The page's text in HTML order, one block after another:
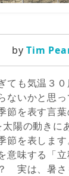
byTim
ても気温３
ないかと思
節を表す言
陽の動きに
節を表しま
意味する「
実は、暑さ